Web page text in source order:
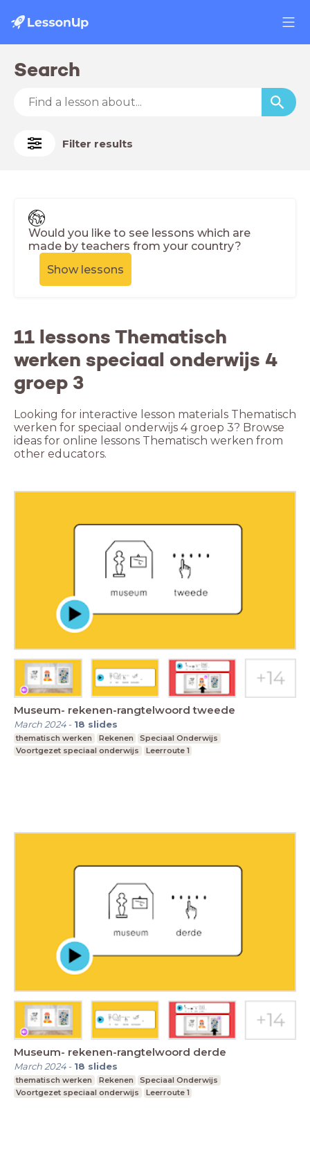
Search
Filter results
Would you like to see lessons which are
made by teachers from your country?
Show lessons
11 lessons Thematisch
werken speciaal onderwijs 4
groep 3
Looking for interactive lesson materials Thematisch
werken for speciaal onderwijs 4 groep 3? Browse
ideas for online lessons Thematisch werken from
other educators.
Museum- rekenen-rangtelwoord tweede
March 2024- 18 slides
thematisch werken Rekenen
Speciaal Onderwijs
Voortgezet speciaal onderwijs
Leerroute 1
Museum- rekenen-rangtelwoord derde
March 2024- 18 slides
thematisch werken Rekenen
Speciaal Onderwijs
Voortgezet speciaal onderwijs
Leerroute 1